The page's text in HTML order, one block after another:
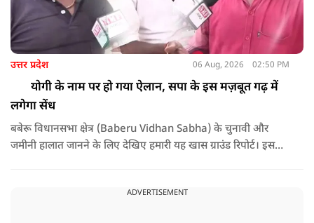
उत्तर प्रदेश 06 Aug, 2026 02:50 PM
योगी के नाम पर हो गया ऐलान, सपा के इस मज़बूत गढ़ में
लगेगा सेंध
बबेरू विधानसभा क्षेत्र (Baberu Vidhan Sabha) के चुनावी और
जमीनी हालात जानने के लिए देखिए हमारी यह खास ग्राउंड रिपोर्ट। इस
ADVERTISEMENT